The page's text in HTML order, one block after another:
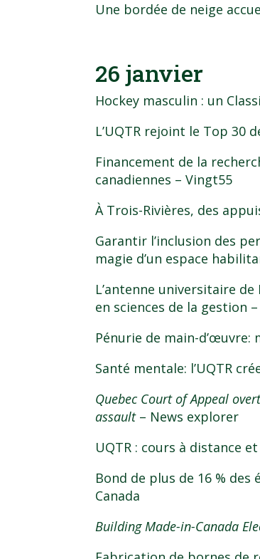
Une bordée de neige
26 janvier
Hockey masculin : un
L’UQTR rejoint le Top 30
Financement de la
canadiennes – Vingt55
À Trois-Rivières, des
Garantir l’inclusion des
magie d’un espace
L’antenne universitaire
en sciences de la gestion
Pénurie de main-d’œuvre:
Santé mentale: l’UQTR
Quebec Court of Appeal
assault– News explorer
UQTR : cours à distance
Bond de plus de 16 %
Canada
Building Made-in-Canada